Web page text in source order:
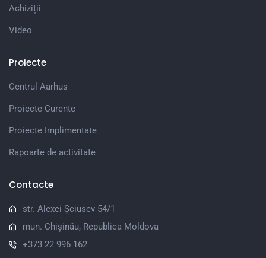
Achiziții
Video
Proiecte
Centrul Aarhus
Proiecte Curente
Proiecte Implimentate
Rapoarte de activitate
Contacte
str. Alexei Șciusev 54/1
mun. Chișinău, Republica Moldova
+373 22 996 162